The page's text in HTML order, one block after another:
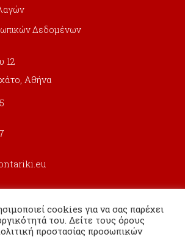
Δεδομένων
12
Αθήνα
cookies για να σας παρέχει
του. Δείτε τους όρους
προστασίας προσωπικών